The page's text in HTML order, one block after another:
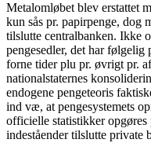
Metalomløbet blev erstattet
kun sås pr. papirpenge, dog
tilslutte centralbanken. Ikke
pengesedler, det har følgelig
forne tider plu pr. øvrigt pr.
nationalstaternes
endogene pengeteoris
ind væ, at pengesystemets
officielle statistikker opgøres
indeståender tilslutte private